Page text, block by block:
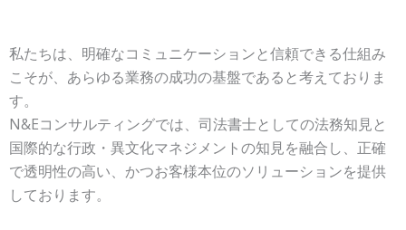
私たちは、明確なコミュニケーションと信頼できる仕組み
こそが、あらゆる業務の成功の基盤であると考えておりま
す。
N&Eコンサルティングでは、司法書士としての法務知見と
国際的な行政・異文化マネジメントの知見を融合し、 正確
で透明性の高い、かつお客様本位のソリューションを提供
しております。